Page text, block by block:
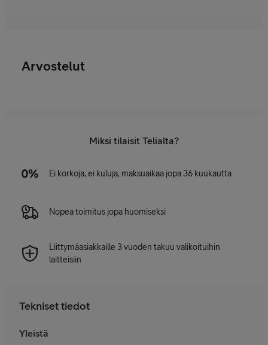
Arvostelut
Miksi tilaisit Telialta?
Ei korkoja, ei kuluja, maksuaikaa jopa 36 kuukautta
Nopea toimitus jopa huomiseksi
Liittymäasiakkaille 3 vuoden takuu valikoituihin
laitteisiin
Tekniset tiedot
Yleistä